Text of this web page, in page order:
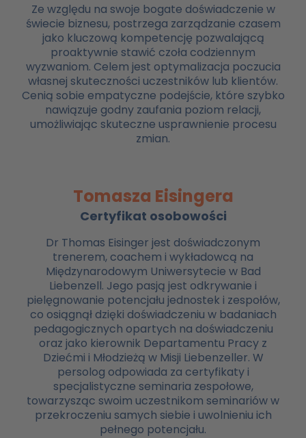
Ze względu na swoje bogate doświadczenie w
świecie biznesu, postrzega zarządzanie czasem
jako kluczową kompetencję pozwalającą
proaktywnie stawić czoła codziennym
wyzwaniom. Celem jest optymalizacja poczucia
własnej skuteczności uczestników lub klientów.
Cenią sobie empatyczne podejście, które szybko
nawiązuje godny zaufania poziom relacji,
umożliwiając skuteczne usprawnienie procesu
zmian.
Tomasza Eisingera
Certyfikat osobowości
Dr Thomas Eisinger jest doświadczonym
trenerem, coachem i wykładowcą na
Międzynarodowym Uniwersytecie w Bad
Liebenzell. Jego pasją jest odkrywanie i
pielęgnowanie potencjału jednostek i zespołów,
co osiągnął dzięki doświadczeniu w badaniach
pedagogicznych opartych na doświadczeniu
oraz jako kierownik Departamentu Pracy z
Dziećmi i Młodzieżą w Misji Liebenzeller. W
persolog odpowiada za certyfikaty i
specjalistyczne seminaria zespołowe,
towarzysząc swoim uczestnikom seminariów w
przekroczeniu samych siebie i uwolnieniu ich
pełnego potencjału.